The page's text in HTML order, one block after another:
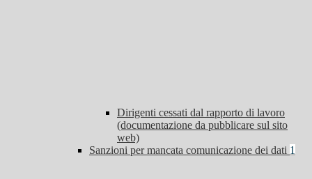
Dirigenti cessati dal rapporto di lavoro
(documentazione da pubblicare sul sito
web)
Sanzioni per mancata comunicazione dei dati 1